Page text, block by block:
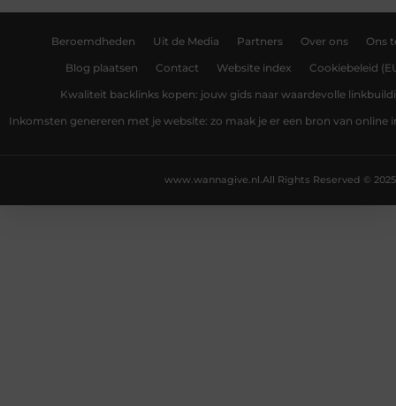
Beroemdheden Uit de Media Partners Over ons Ons
Blog plaatsen Contact Website index Cookiebeleid
Kwaliteit backlinks kopen: jouw gids naar waardevolle
Inkomsten genereren met je website: zo maak je er een bron van online
All Rights Reserved © 2025
www.wannagive.nl.